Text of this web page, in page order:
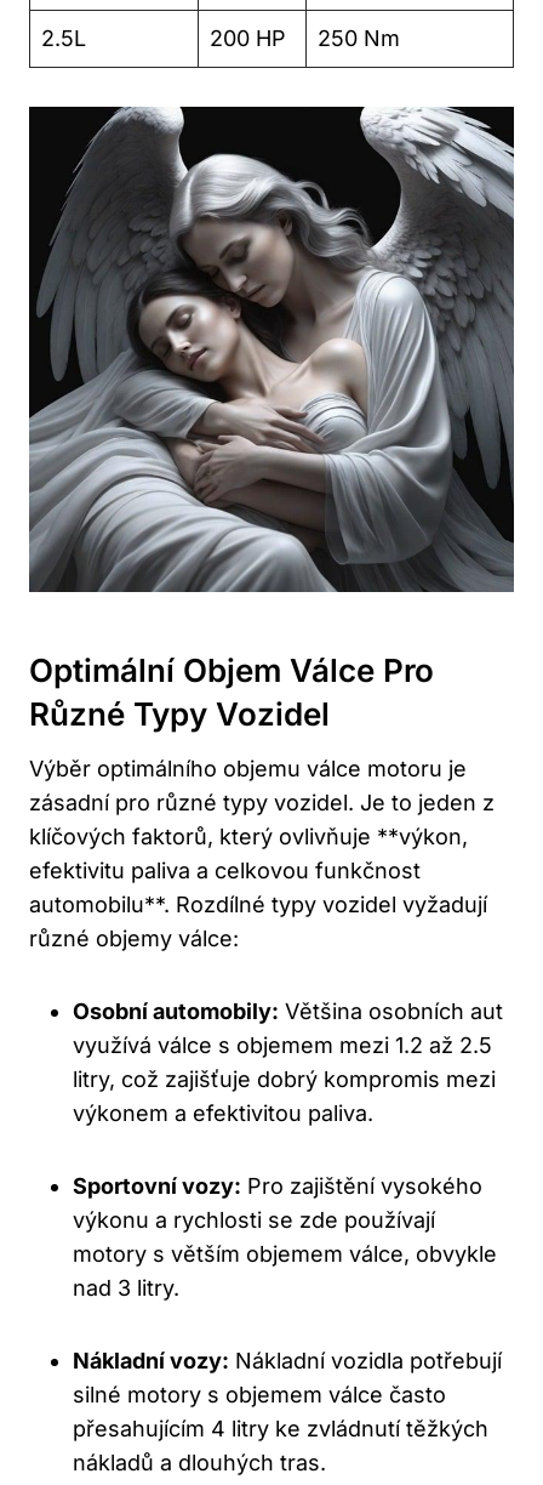
2.5L 200 HP 250 Nm
Optimální ⁤objem Válce Pro
Různé Typy Vozidel
Výběr optimálního objemu‌ válce motoru je
zásadní pro různé typy vozidel. Je to jeden z
klíčových faktorů, který ovlivňuje **výkon,
efektivitu paliva a celkovou funkčnost
automobilu**. Rozdílné typy vozidel​ vyžadují​
různé objemy válce:
Osobní automobily: Většina osobních aut
využívá válce s objemem mezi‍ 1.2 až ⁢2.5
litry, což zajišťuje⁤ dobrý kompromis‍ mezi
výkonem a efektivitou paliva.
Sportovní vozy: Pro zajištění vysokého
výkonu a rychlosti se zde používají
motory s větším objemem válce, obvykle
nad 3 litry.
Nákladní vozy: Nákladní vozidla potřebují
silné motory s objemem válce často
přesahujícím 4 litry⁣ ke zvládnutí těžkých
nákladů‌ a dlouhých tras.